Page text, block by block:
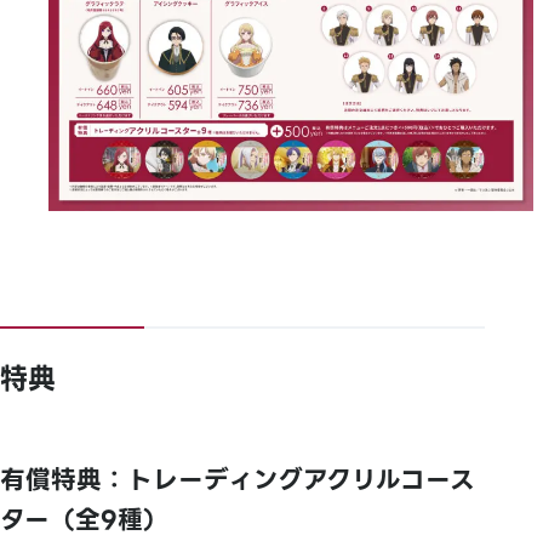
特典
有償特典：トレーディングアクリルコース
ター（全9種）